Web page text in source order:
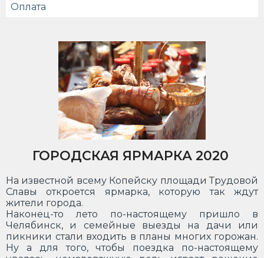
Оплата
ГОРОДСКАЯ ЯРМАРКА 2020
На известной всему Копейску площади Трудовой
Славы откроется ярмарка, которую так ждут
жители города.
Наконец-то лето по-настоящему пришло в
Челябинск, и семейные выезды на дачи или
пикники стали входить в планы многих горожан.
Ну а для того, чтобы поездка по-настоящему